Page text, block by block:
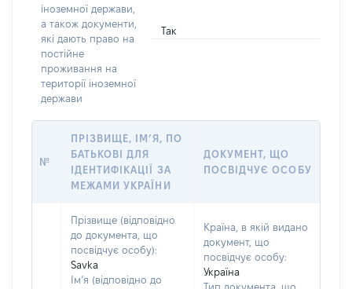
іноземної держави,
а також документи,
які дають право на
постійне
проживання на
території іноземної
держави
Так
№
ПРІЗВИЩЕ, ІМ’Я, ПО
БАТЬКОВІ ДЛЯ
ІДЕНТИФІКАЦІЇ ЗА
МЕЖАМИ УКРАЇНИ
ДОКУМЕНТ, ЩО
ПОСВІДЧУЄ ОСОБУ
Прізвище (відповідно
до документа, що
посвідчує особу):
Savka
Ім’я (відповідно до
Країна, в якій видано
документ, що
посвідчує особу:
Україна
Тип документа, що